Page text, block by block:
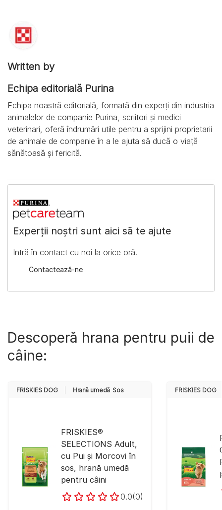
Written by
Echipa editorială Purina
Echipa noastră editorială, formată din experți din industria
animalelor de companie Purina, scriitori și medici
veterinari, oferă îndrumări utile pentru a sprijini proprietarii
de animale de companie în a le ajuta să ducă o viață
sănătoasă și fericită.
​Experții noștri sunt aici să te ajute
​Intră în contact cu noi la orice oră.
​Contactează-ne
Descoperă hrana pentru puii de
câine:
FRISKIES DOG Hrană umedă Sos
FRISKIES®
SELECTIONS Adult,
cu Pui și Morcovi în
sos, hrană umedă
pentru câini
0.0(0)
FRISKIES DOG